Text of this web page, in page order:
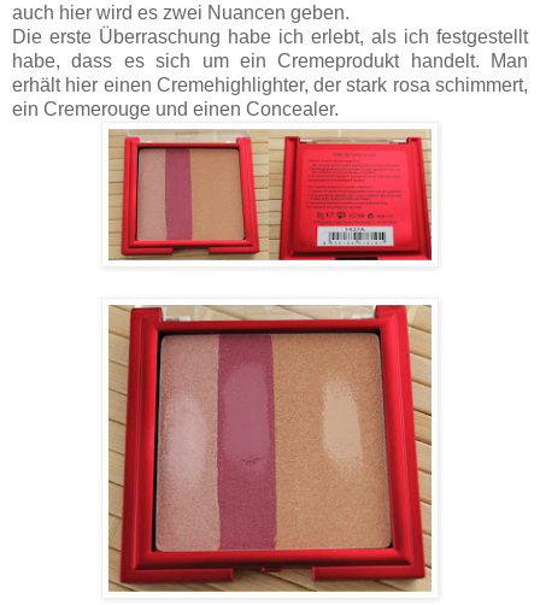
auch hier wird es zwei Nuancen geben.
Die erste Überraschung habe ich erlebt, als ich festgestellt
habe, dass es sich um ein Cremeprodukt handelt. Man
erhält hier einen Cremehighlighter, der stark rosa schimmert,
ein Cremerouge und einen Concealer.